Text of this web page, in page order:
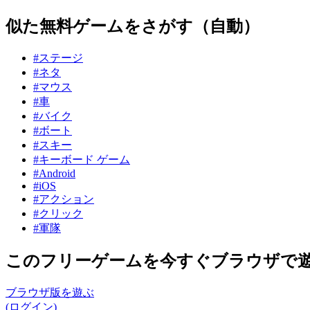
似た無料ゲームをさがす（自動）
#ステージ
#ネタ
#マウス
#車
#バイク
#ボート
#スキー
#キーボード ゲーム
#Android
#iOS
#アクション
#クリック
#軍隊
このフリーゲームを今すぐブラウザで
ブラウザ版を遊ぶ
(ログイン)